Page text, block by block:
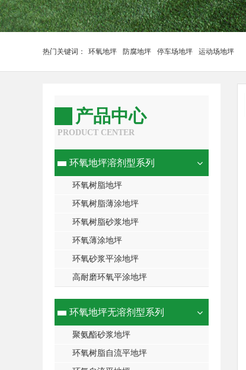
热门关键词： 环氧地坪 防腐地坪 停车场地坪 运动场地坪
产品中心
PRODUCT CENTER
环氧地坪溶剂型系列
环氧树脂地坪
环氧树脂薄涂地坪
环氧树脂砂浆地坪
环氧薄涂地坪
环氧砂浆平涂地坪
高耐磨环氧平涂地坪
环氧地坪无溶剂型系列
聚氨酯砂浆地坪
环氧树脂自流平地坪